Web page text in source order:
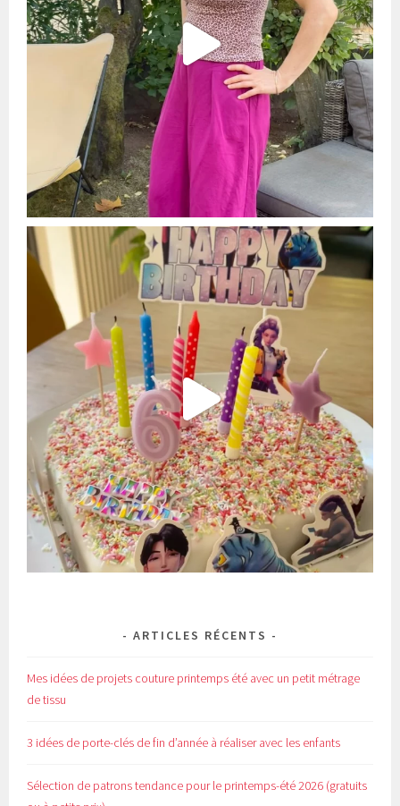
ARTICLES RÉCENTS
Mes idées de projets couture printemps été avec un petit métrage
de tissu
3 idées de porte-clés de fin d’année à réaliser avec les enfants
Sélection de patrons tendance pour le printemps-été 2026 (gratuits